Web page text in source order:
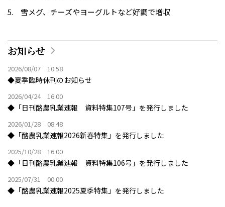
雪メグ、チーズやヨーグルトなど好調で増収
お知らせ
2026/08/07 10:58
◆夏季臨時休刊のお知らせ
2026/04/24 16:00
◆「日刊酪農乳業速報 資料特集107号」を発行しました
2026/01/28 08:48
◆「酪農乳業速報2026新春特集」を発行しました
2025/10/28 16:00
◆「日刊酪農乳業速報 資料特集106号」を発行しました
2025/07/31 00:00
◆「酪農乳業速報2025夏季特集」を発行しました